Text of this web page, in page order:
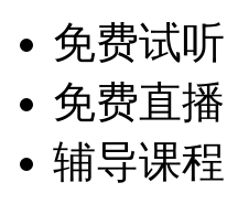
免费试听
免费直播
辅导课程